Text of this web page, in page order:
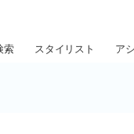
索 スタイリスト ア